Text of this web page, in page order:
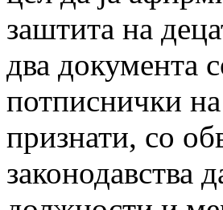
заштита на
два документа
потписнички
признати, со
законодавства